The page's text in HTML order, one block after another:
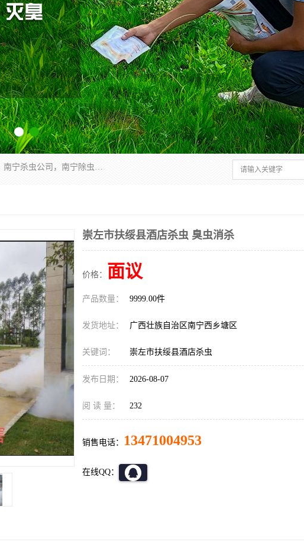
广西亿之豪有害生物防治服务有限公司是一家南宁灭鼠公司、灭蟑螂公司，南宁杀虫公司，南宁除虫公司，南宁灭跳蚤公司，南宁灭白蚁公司，南宁除四害公司,广西亿之豪有害生物防治服务有限公司专业灭蟑螂,除臭虫,其他害虫,服务上门,安全环保,售后保障,一次消杀，竭诚为您服务.
崇左市扶绥县酒店杀虫 臭虫消杀
价格： 面议
产品数量： 9999.00件
发货地址： 广西壮族自治区南宁西乡塘区
关键词： 崇左市扶绥县酒店杀虫
发布日期： 2026-08-07
阅 读 量： 232
销售电话： 13471004953
在线QQ：